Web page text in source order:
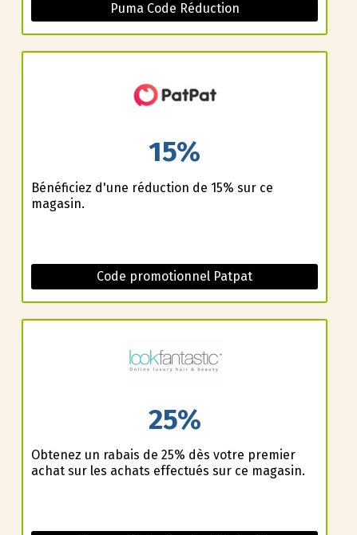
Puma Code Réduction
15%
Bénéficiez d'une réduction de 15% sur ce
magasin.
Code promotionnel Patpat
25%
Obtenez un rabais de 25% dès votre premier
achat sur les achats effectués sur ce magasin.